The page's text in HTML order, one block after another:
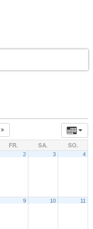
FR. SA. SO.
2 3 4
9 10 11